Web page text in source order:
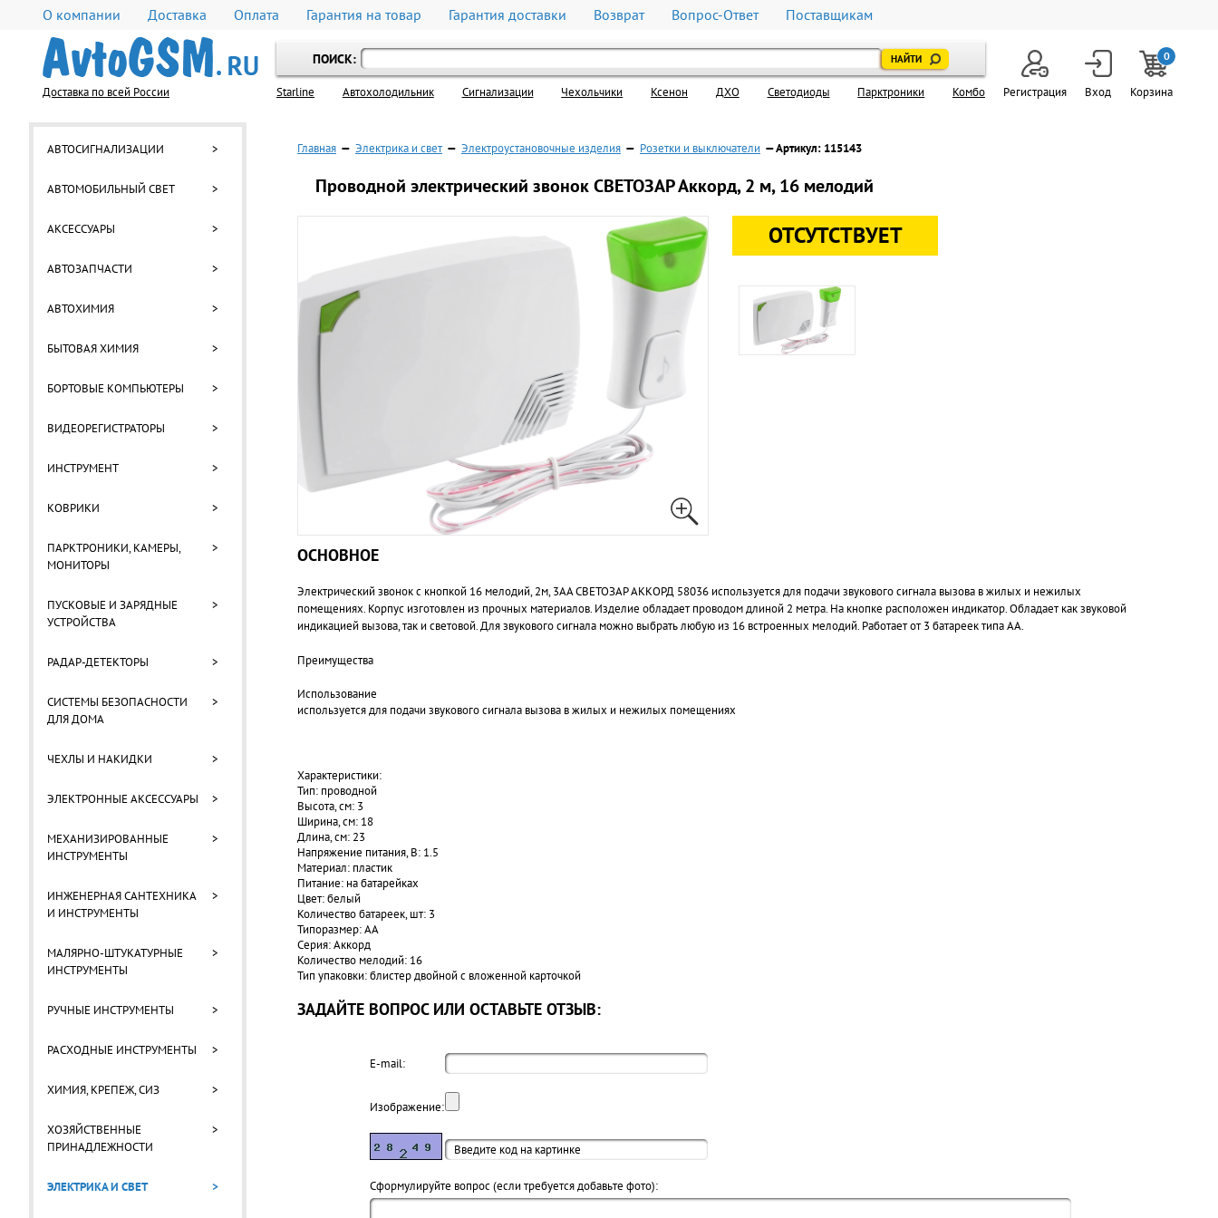
О компании Доставка Оплата Гарантия на товар Гарантия доставки Возврат Вопрос-Ответ Поставщикам
Доставка по всей России
ПОИСК:
Starline Автохолодильник Cигнализации Чехольчики Ксенон ДХО Светодиоды Парктроники Комбо Регистрация Вход
0
Корзина
АВТОСИГНАЛИЗАЦИИ >
АВТОМОБИЛЬНЫЙ СВЕТ >
АКСЕССУАРЫ >
АВТОЗАПЧАСТИ >
АВТОХИМИЯ >
БЫТОВАЯ ХИМИЯ >
БОРТОВЫЕ КОМПЬЮТЕРЫ >
ВИДЕОРЕГИСТРАТОРЫ >
ИНСТРУМЕНТ >
КОВРИКИ >
ПАРКТРОНИКИ, КАМЕРЫ,
МОНИТОРЫ
>
ПУСКОВЫЕ И ЗАРЯДНЫЕ
УСТРОЙСТВА
>
РАДАР-ДЕТЕКТОРЫ >
СИСТЕМЫ БЕЗОПАСНОСТИ
ДЛЯ ДОМА
>
ЧЕХЛЫ И НАКИДКИ >
ЭЛЕКТРОННЫЕ АКСЕССУАРЫ >
МЕХАНИЗИРОВАННЫЕ
ИНСТРУМЕНТЫ
>
ИНЖЕНЕРНАЯ САНТЕХНИКА
И ИНСТРУМЕНТЫ
>
МАЛЯРНО-ШТУКАТУРНЫЕ
ИНСТРУМЕНТЫ
>
РУЧНЫЕ ИНСТРУМЕНТЫ >
РАСХОДНЫЕ ИНСТРУМЕНТЫ >
ХИМИЯ, КРЕПЕЖ, СИЗ >
ХОЗЯЙСТВЕННЫЕ
ПРИНАДЛЕЖНОСТИ
>
ЭЛЕКТРИКА И СВЕТ >
Главная — Электрика и свет — Электроустановочные изделия — Розетки и выключатели — Артикул: 115143
Проводной электрический звонок СВЕТОЗАР Аккорд, 2 м, 16 мелодий
ОТСУТСТВУЕТ
ОСНОВНОЕ
Электрический звонок с кнопкой 16 мелодий, 2м, 3АА СВЕТОЗАР АККОРД 58036 используется для подачи звукового сигнала вызова в жилых и нежилых
помещениях. Корпус изготовлен из прочных материалов. Изделие обладает проводом длиной 2 метра. На кнопке расположен индикатор. Обладает как звуковой
индикацией вызова, так и световой. Для звукового сигнала можно выбрать любую из 16 встроенных мелодий. Работает от 3 батареек типа АА.
Преимущества
Использование
используется для подачи звукового сигнала вызова в жилых и нежилых помещениях
Характеристики:
Тип: проводной
Высота, см: 3
Ширина, см: 18
Длина, см: 23
Напряжение питания, В: 1.5
Материал: пластик
Питание: на батарейках
Цвет: белый
Количество батареек, шт: 3
Типоразмер: АА
Серия: Аккорд
Количество мелодий: 16
Тип упаковки: блистер двойной с вложенной карточкой
ЗАДАЙТЕ ВОПРОС ИЛИ ОСТАВЬТЕ ОТЗЫВ:
E-mail:
Изображение:
Cформулируйте вопрос (если требуется добавьте фото):